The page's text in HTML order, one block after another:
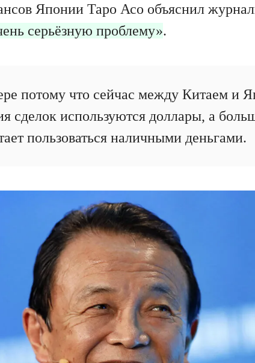
Японии Таро Асо объяснил
серьёзную проблему».
потому что сейчас между Китаем и
сделок используются доллары, а
пользоваться наличными деньгами.